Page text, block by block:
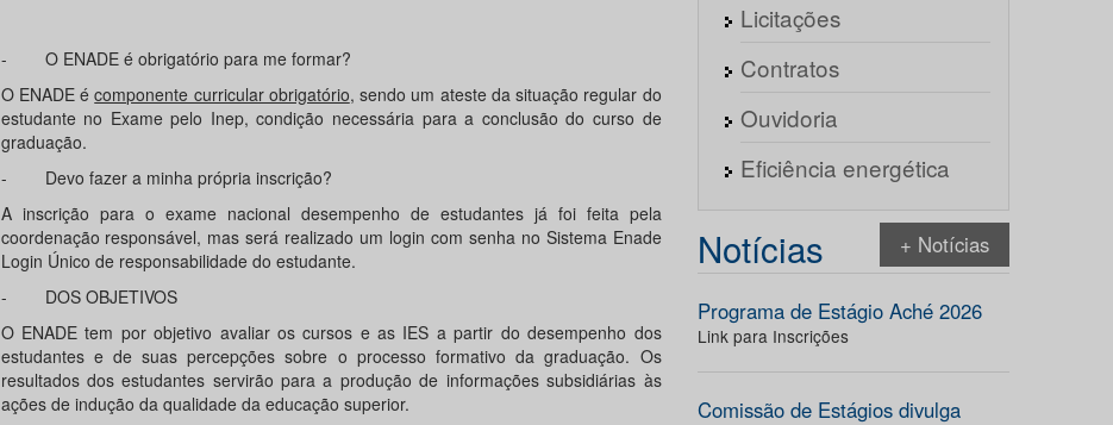
- O ENADE é obrigatório para me formar?
O ENADE écomponente curricular obrigatório, sendo um ateste da situação regular do
estudante no Exame pelo Inep, condição necessária para a conclusão do curso de
graduação.
- Devo fazer a minha própria inscrição?
A inscrição para o exame nacional desempenho de estudantes já foi feita pela
coordenação responsável, mas será realizado um login com senha no Sistema Enade
Login Único de responsabilidade do estudante.
- DOS OBJETIVOS
O ENADE tem por objetivo avaliar os cursos e as IES a partir do desempenho dos
estudantes e de suas percepções sobre o processo formativo da graduação. Os
resultados dos estudantes servirão para a produção de informações subsidiárias às
ações de indução da qualidade da educação superior.
Licitações
Contratos
Ouvidoria
Eficiência energética
Notícias + Notícias
Programa de Estágio Aché 2026
Link para Inscrições
Comissão de Estágios divulga